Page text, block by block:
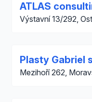
ATLAS
Výstavní 13/292,
Plasty Gabriel
Mezihoří 262,